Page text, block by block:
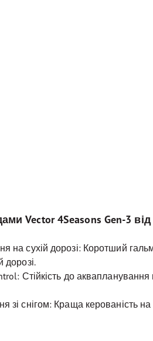
Vector 4Seasons Gen-3 від
на сухій дорозі: Коротший
дорозі.
Стійкість до
зі снігом: Краща керованість на